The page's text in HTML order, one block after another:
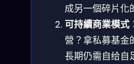
成另一個碎片化
可持續商業模式
營？拿私募基金
長期仍需自给自